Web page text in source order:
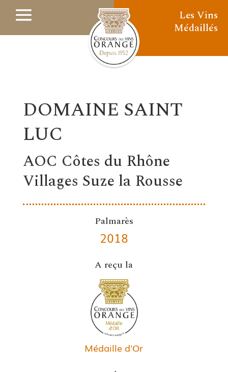
Les Vins
Médaillés
DOMAINE SAINT
LUC
AOC Côtes du Rhône
Villages Suze la Rousse
Palmarès
2018
A reçu la
Médaille d'Or